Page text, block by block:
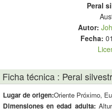
Peral
Autor:
Fecha:
Ficha técnica : Peral
Lugar de origen:Oriente Próximo,
Dimensiones en edad adulta: